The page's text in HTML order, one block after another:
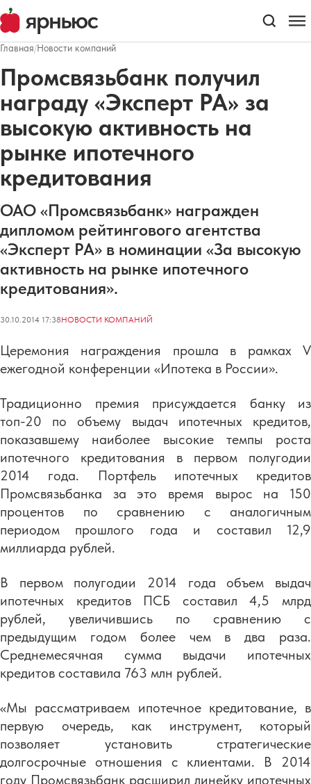
Главная/Новости компаний
Промсвязьбанк получил
награду «Эксперт РА» за
высокую активность на
рынке ипотечного
кредитования
ОАО «Промсвязьбанк» награжден
дипломом рейтингового агентства
«Эксперт РА» в номинации «За высокую
активность на рынке ипотечного
кредитования».
30.10.2014 17:38НОВОСТИ КОМПАНИЙ
Церемония награждения прошла в рамках V
ежегодной конференции «Ипотека в России».
Традиционно премия присуждается банку из
топ-20 по объему выдач ипотечных кредитов,
показавшему наиболее высокие темпы роста
ипотечного кредитования в первом полугодии
2014 года. Портфель ипотечных кредитов
Промсвязьбанка за это время вырос на 150
процентов по сравнению с аналогичным
периодом прошлого года и составил 12,9
миллиарда рублей.
В первом полугодии 2014 года объем выдач
ипотечных кредитов ПСБ составил 4,5 млрд
рублей, увеличившись по сравнению с
предыдущим годом более чем в два раза.
Среднемесячная сумма выдачи ипотечных
кредитов составила 763 млн рублей.
«Мы рассматриваем ипотечное кредитование, в
первую очередь, как инструмент, который
позволяет установить стратегические
долгосрочные отношения с клиентами. В 2014
году Промсвязьбанк расширил линейку ипотечных